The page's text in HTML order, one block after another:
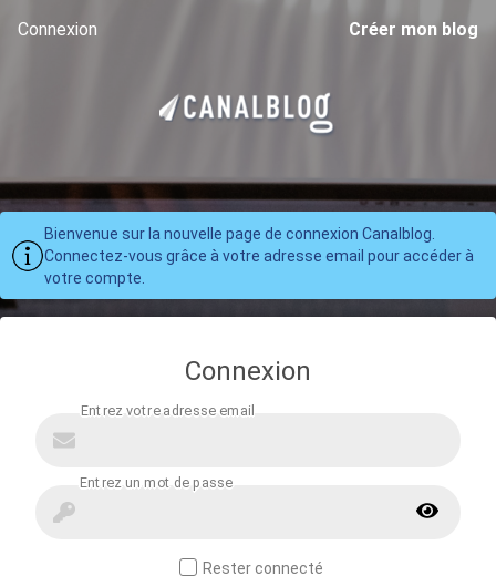
Connexion Créer mon blog
Bienvenue sur la nouvelle page de connexion Canalblog.
Connectez-vous grâce à votre adresse email pour accéder à
votre compte.
Connexion
Rester connecté